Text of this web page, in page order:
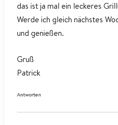
das ist ja mal ein leckeres
Werde ich gleich nächstes
und genießen.
Gruß
Patrick
Antworten